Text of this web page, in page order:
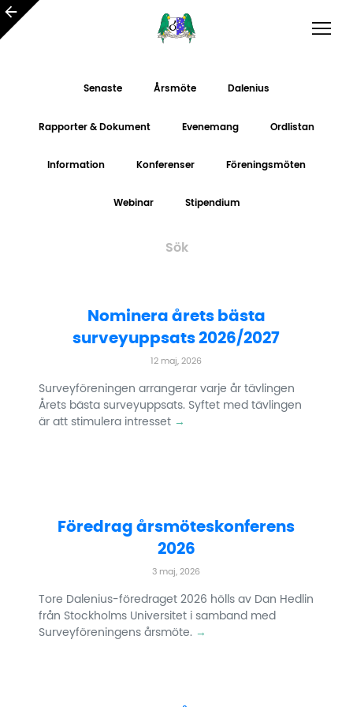
Senaste Årsmöte Dalenius
Rapporter & Dokument Evenemang Ordlistan
Information Konferenser Föreningsmöten
Webinar Stipendium
Nominera årets bästa
surveyuppsats 2026/2027
12 maj, 2026
Surveyföreningen arrangerar varje år tävlingen
Årets bästa surveyuppsats. Syftet med tävlingen
är att stimulera intresset →
Föredrag årsmöteskonferens
2026
3 maj, 2026
Tore Dalenius-föredraget 2026 hölls av Dan Hedlin
från Stockholms Universitet i samband med
Surveyföreningens årsmöte. →